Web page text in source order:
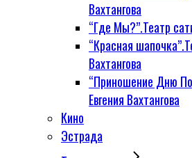
Вахтангова
“Где Мы?”.Театр
“Красная
Вахтангова
“Приношение Дню
Евгения Вахтангова
Кино
Эстрада